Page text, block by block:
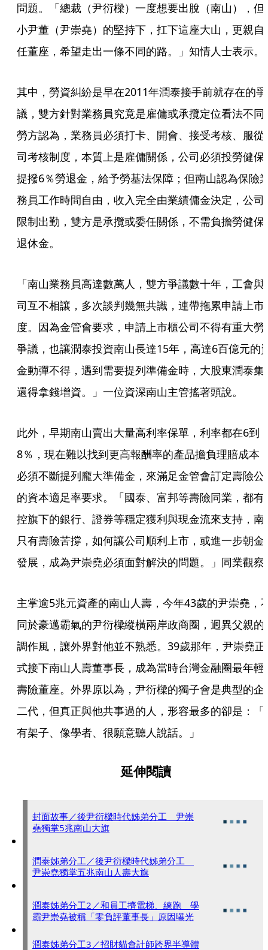
問題。「總裁（尹衍樑）一度想要出脫（南山），但
小尹董（尹崇堯）的堅持下，扛下這座大山，更親自
任董座，希望走出一條不同的路。」知情人士表示。
其中，勞資糾紛是早在2011年潤泰接手前就存在的爭
議，雙方針對業務員究竟是雇傭或承攬定位看法不同
勞方認為，業務員必須打卡、開會、接受考核、服從
司考核制度，本質上是雇傭關係，公司必須投勞健保
提撥6％勞退金，給予勞基法保障；但南山認為保險
務員工作時間自由，收入完全由業績傭金決定，公司
限制出勤，雙方是承攬或委任關係，不需負擔勞健保
退休金。
「南山業務員高達數萬人，雙方爭議數十年，工會與
司互不相讓，多次談判幾無共識，連帶拖累申請上市
度。因為金管會要求，申請上市櫃公司不得有重大勞
爭議，也讓潤泰投資南山長達15年，高達6百億元的
金動彈不得，遇到需要提列準備金時，大股東潤泰集
還得拿錢增資。」一位資深南山主管搖著頭說。
此外，早期南山賣出大量高利率保單，利率都在6到
8％，現在難以找到更高報酬率的產品擔負理賠成本
必須不斷提列龐大準備金，來滿足金管會訂定壽險公
的資本適足率要求。「國泰、富邦等壽險同業，都有
控旗下的銀行、證券等穩定獲利與現金流來支持，南
只有壽險苦撐，如何讓公司順利上市，或進一步朝金
發展，成為尹崇堯必須面對解決的問題。」同業觀察
主掌逾5兆元資產的南山人壽，今年43歲的尹崇堯，
同於豪邁霸氣的尹衍樑縱橫兩岸政商圈，迥異父親的
調作風，讓外界對他並不熟悉。39歲那年，尹崇堯正
式接下南山人壽董事長，成為當時台灣金融圈最年輕
壽險董座。外界原以為，尹衍樑的獨子會是典型的企
二代，但真正與他共事過的人，形容最多的卻是：「
有架子、像學者、很願意聽人說話。」
延伸閱讀
封面故事／後尹衍樑時代姊弟分工 尹崇
堯獨掌5兆南山大旗
潤泰姊弟分工／後尹衍樑時代姊弟分工
尹崇堯獨掌五兆南山人壽大旗
潤泰姊弟分工2／和員工擠電梯、練跑 學
霸尹崇堯被稱「零負評董事長」原因曝光
潤泰姊弟分工3／招財貓會計師跨界半導體